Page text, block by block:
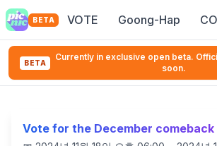
BETA VOTE Goong-Hap
BETA
Currently in exclusive open beta.
soon.
Vote for the December